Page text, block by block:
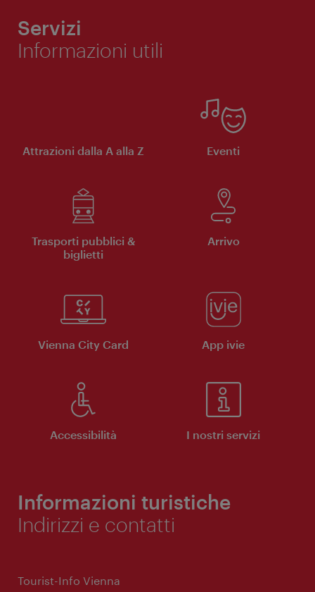
Servizi
Informazioni utili
Attrazioni dalla A alla Z Eventi
Trasporti pubblici &
biglietti
Arrivo
Vienna City Card App ivie
Accessibilità I nostri servizi
Informazioni turistiche
Indirizzi e contatti
Tourist-Info Vienna